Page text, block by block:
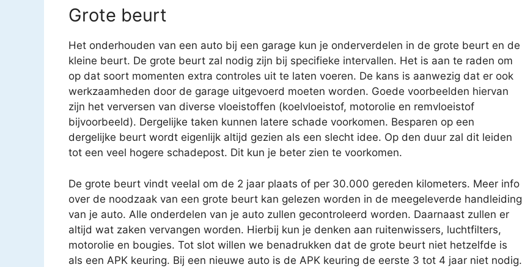
Grote beurt
Het onderhouden van een auto bij een garage kun je onderverdelen in de grote beurt en de
kleine beurt. De grote beurt zal nodig zijn bij specifieke intervallen. Het is aan te raden om
op dat soort momenten extra controles uit te laten voeren. De kans is aanwezig dat er ook
werkzaamheden door de garage uitgevoerd moeten worden. Goede voorbeelden hiervan
zijn het verversen van diverse vloeistoffen (koelvloeistof, motorolie en remvloeistof
bijvoorbeeld). Dergelijke taken kunnen latere schade voorkomen. Besparen op een
dergelijke beurt wordt eigenlijk altijd gezien als een slecht idee. Op den duur zal dit leiden
tot een veel hogere schadepost. Dit kun je beter zien te voorkomen.
De grote beurt vindt veelal om de 2 jaar plaats of per 30.000 gereden kilometers. Meer info
over de noodzaak van een grote beurt kan gelezen worden in de meegeleverde handleiding
van je auto. Alle onderdelen van je auto zullen gecontroleerd worden. Daarnaast zullen er
altijd wat zaken vervangen worden. Hierbij kun je denken aan ruitenwissers, luchtfilters,
motorolie en bougies. Tot slot willen we benadrukken dat de grote beurt niet hetzelfde is
als een APK keuring. Bij een nieuwe auto is de APK keuring de eerste 3 tot 4 jaar niet nodig.